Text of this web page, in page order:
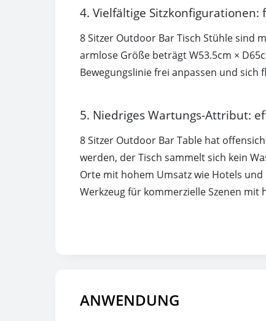
4. Vielfältige
8 Sitzer Outdoor Bar Tisch Stühle sind
armlose Größe beträgt W53.5cm ×
Bewegungslinie frei anpassen und sich
5. Niedriges Wartungs-Attribut:
8 Sitzer Outdoor Bar Table hat
werden, der Tisch sammelt sich kein
Orte mit hohem Umsatz wie Hotels
Werkzeug für kommerzielle Szenen mit
ANWENDUNG